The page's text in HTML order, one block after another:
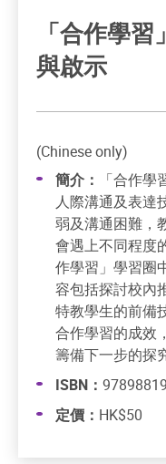
「合作學
與啟示
(Chinese only)
簡介：
「合作學
人際溝通及表達
弱及溝通困難，
會遇上不同程度
作學習」學習圈
容包括探討校內
特教學生的前備
合作學習的成效
籌備下一步的探
ISBN：
定價： HK$50